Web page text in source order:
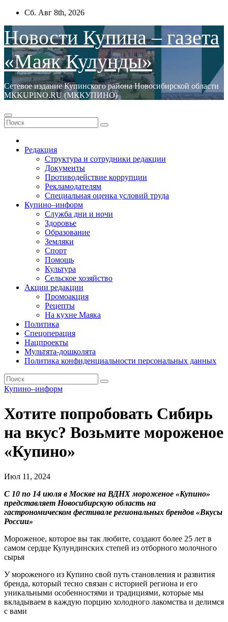
Перейти
содержимому
Сб. Авг 8th, 2026
Новости Купина – газета
«Маяк Кулунды»
Сетевое издание Купинского района Новосибирской области
МКKUPINO.RU (МККУПИНО)
Редакция
Структура и сотрудники редакции
Документы
Противодействие коррупции
Рекламодателям
Специальная оценка условий труда
Купино–информ
Служба дни и ночи
Здоровье
Образование
Земляки
Спорт
Помощь
Культура
Сельское хозяйство
Акции редакции
Промоакция
Рецепты
На кухне Маяка
Политика
Спецоперация
Нацпроекты
Мультята-дошколята
Политика конфиденциальности персональных данных
Купино–информ
Хотите попробовать Сибирь
на вкус? Возьмите мороженое
«Купино»
Июл 11, 2024
С 10 по 14 июля в Москве на ВДНХ мороженое «Купино»
представляет Новосибирскую область на
гастрономическом фестивале региональных брендов «Вкусы
России»
Мороженое, которое вы так любите, создают более 25 лет в
самом сердце Кулундинских степей из отборного молочного
сырья
У мороженого из Купино свой путь становления и развития
бренда, который тесно связан с историей региона и его
уникальными особенностями и традициями, которые мы
вкладываем в каждую порцию холодного лакомства и делимся
с вами